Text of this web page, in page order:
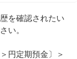
を確認されたい
い。
円定期預金〕＞